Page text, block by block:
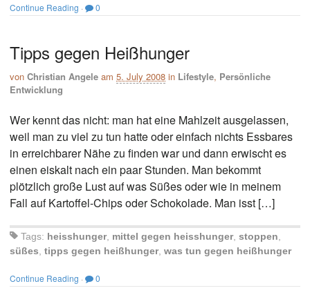
Continue Reading · 0
Tipps gegen Heißhunger
von Christian Angele am 5. July 2008 in Lifestyle, Persönliche
Entwicklung
Wer kennt das nicht: man hat eine Mahlzeit ausgelassen,
weil man zu viel zu tun hatte oder einfach nichts Essbares
in erreichbarer Nähe zu finden war und dann erwischt es
einen eiskalt nach ein paar Stunden. Man bekommt
plötzlich große Lust auf was Süßes oder wie in meinem
Fall auf Kartoffel-Chips oder Schokolade. Man isst […]
Tags: heisshunger, mittel gegen heisshunger, stoppen
süßes tipps gegen heißhunger, was tun gegen heißhunger
Continue Reading · 0